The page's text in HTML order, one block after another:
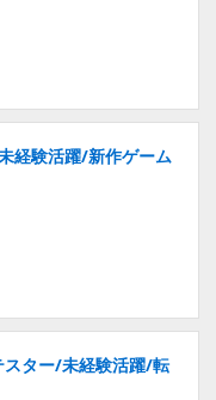
経験活躍/新作ゲーム
スター/未経験活躍/転